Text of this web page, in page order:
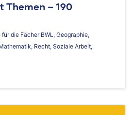
Themen – 190
die Fächer BWL, Geographie,
Recht, Soziale Arbeit,